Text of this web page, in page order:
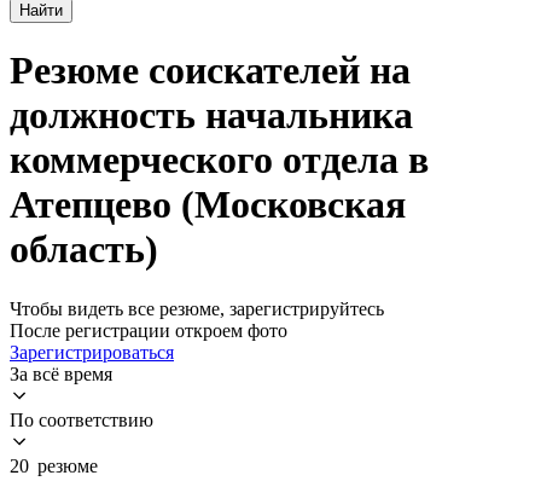
Найти
Резюме соискателей на
должность начальника
коммерческого отдела в
Атепцево (Московская
область)
Чтобы видеть все резюме, зарегистрируйтесь
После регистрации откроем фото
Зарегистрироваться
За всё время
По соответствию
20 резюме